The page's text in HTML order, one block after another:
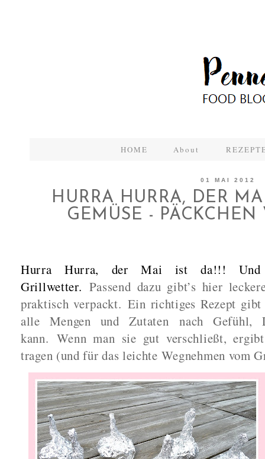
HOME About
01 MAI 2012
HURRA HURRA, DER
GEMÜSE -
Hurra Hurra, der Mai ist da!!! Und
Grillwetter. Passend dazu gibt’s hier
praktisch verpackt. Ein richtiges Rezept
alle Mengen und Zutaten nach Gefühl,
kann. Wenn man sie gut verschließt,
tragen (und für das leichte Wegnehmen vom